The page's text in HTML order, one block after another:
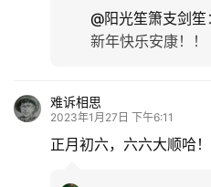
@阳光笙箫支剑笙 ：
新年快乐安康！！
难诉相思
2023年1月27日 下午6:11
正月初六，六六大顺哈！